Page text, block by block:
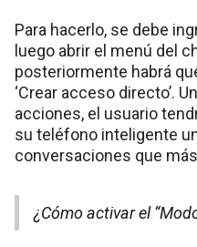
Para hacerlo, se debe
luego abrir el menú del
posteriormente habrá
‘Crear acceso directo’.
acciones, el usuario
su teléfono inteligente
conversaciones que
¿Cómo activar el